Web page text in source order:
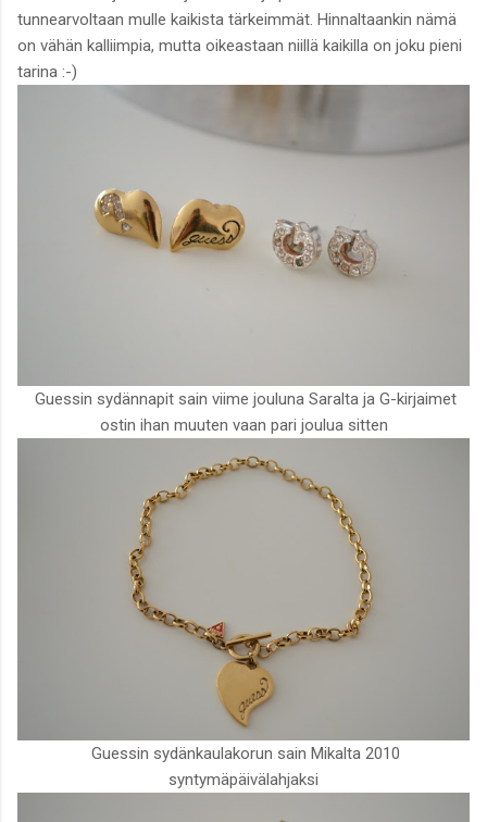
tunnearvoltaan mulle kaikista tärkeimmät. Hinnaltaankin nämä
on vähän kalliimpia, mutta oikeastaan niillä kaikilla on joku pieni
tarina :-)
Guessin sydännapit sain viime jouluna Saralta ja G-kirjaimet
ostin ihan muuten vaan pari joulua sitten
Guessin sydänkaulakorun sain Mikalta 2010
syntymäpäivälahjaksi